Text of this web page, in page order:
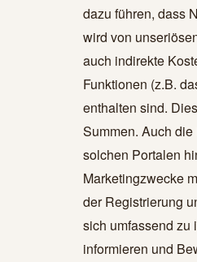
dazu führen, dass
wird von
auch indirekte
Funktionen (z.B.
enthalten sind.
Summen. Auch
solchen Portalen
Marketingzwecke
der Registrierung
sich umfassend zu
informieren und